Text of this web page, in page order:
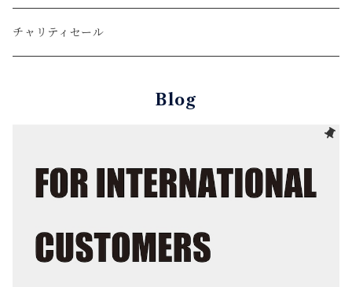
Color
チャリティセール
Blog